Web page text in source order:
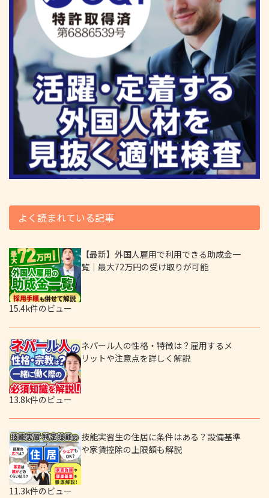
よく読まれている記事
【最新】外国人雇用で利用できる助成金一
覧｜最大72万円の受け取りが可能
15.4k件のビュー
ネパール人の性格・特徴は？雇用するメ
リットや注意点を詳しく解説
13.8k件のビュー
技能実習生の住居に条件はある？設備基準
や家賃控除の上限額も解説
11.3k件のビュー